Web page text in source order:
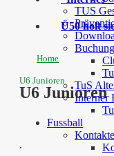
TUS
TuS
Interner
Fussball
Kontakte
Ü50 holt
Home
U6 Junioren
U6 Junioren
.